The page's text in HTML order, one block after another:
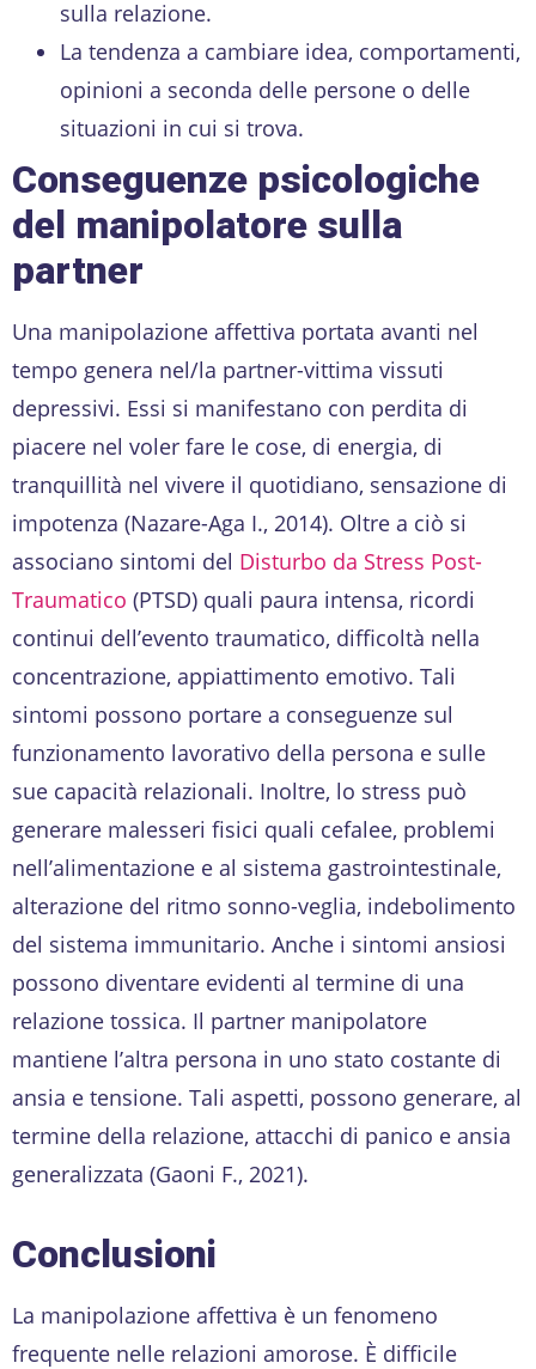
sulla relazione.
La tendenza a cambiare idea, comportamenti,
opinioni a seconda delle persone o delle
situazioni in cui si trova.
Conseguenze psicologiche
del manipolatore sulla
partner
Una manipolazione affettiva portata avanti nel
tempo genera nel/la partner-vittima vissuti
depressivi. Essi si manifestano con perdita di
piacere nel voler fare le cose, di energia, di
tranquillità nel vivere il quotidiano, sensazione di
impotenza (Nazare-Aga I., 2014). Oltre a ciò si
associano sintomi del Disturbo da Stress Post-
Traumatico (PTSD) quali paura intensa, ricordi
continui dell’evento traumatico, difficoltà nella
concentrazione, appiattimento emotivo. Tali
sintomi possono portare a conseguenze sul
funzionamento lavorativo della persona e sulle
sue capacità relazionali. Inoltre, lo stress può
generare malesseri fisici quali cefalee, problemi
nell’alimentazione e al sistema gastrointestinale,
alterazione del ritmo sonno-veglia, indebolimento
del sistema immunitario. Anche i sintomi ansiosi
possono diventare evidenti al termine di una
relazione tossica. Il partner manipolatore
mantiene l’altra persona in uno stato costante di
ansia e tensione. Tali aspetti, possono generare, al
termine della relazione, attacchi di panico e ansia
generalizzata (Gaoni F., 2021).
Conclusioni
La manipolazione affettiva è un fenomeno
frequente nelle relazioni amorose. È difficile